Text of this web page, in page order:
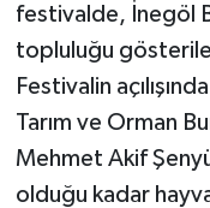
festivalde, İnegöl
topluluğu
Festivalin
Tarım ve Orman
Mehmet Akif
olduğu kadar